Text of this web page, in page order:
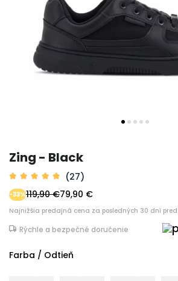
Zing - Black
(27)
79,90 €
-33%119,90 €
Najnižšia predajná cena za posledných 30 dní pred
Rýchle a bezpečné doručenie
Farba / Odtieň